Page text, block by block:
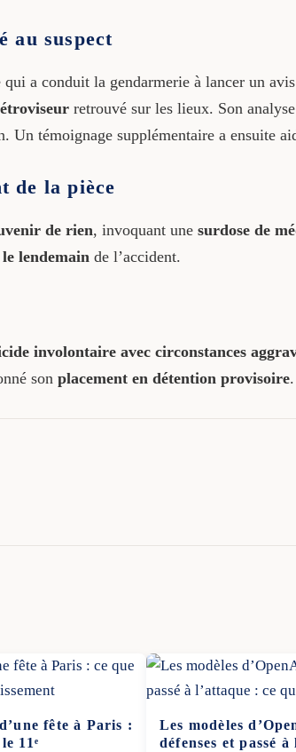
au suspect
a conduit la gendarmerie à lancer un
retrouvé sur les lieux. Son
Un témoignage supplémentaire a ensuite
de la pièce
de rien, invoquant une surdose de
lendemainde l’accident.
involontaire avec circonstances
son placement en détention provisoire.
fête à Paris :
11ᵉ
Les modèles
défenses et passé